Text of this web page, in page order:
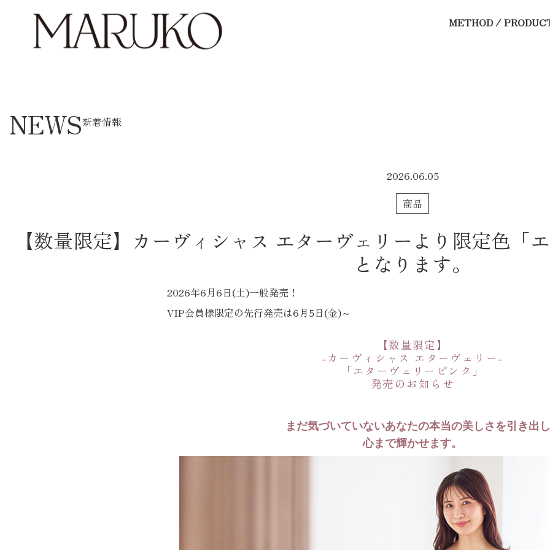
METHOD /
NEWS新着情報
2026.06.05
商品
【数量限定】カーヴィシャス エターヴェリーより限定色「
となります。
2026年6月6日(土)一般発売！
VIP会員様限定の先行発売は6月5日(金)～
【数量限定】
-カーヴィシャス エターヴェリー-
「エターヴェリーピンク」
発売のお知らせ
まだ気づいていないあなたの本当の美しさを引き出し
心まで輝かせます。